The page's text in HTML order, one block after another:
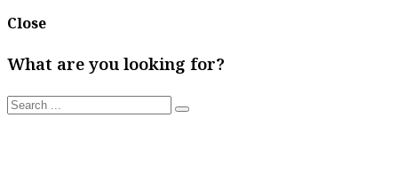
Close
What are you looking for?